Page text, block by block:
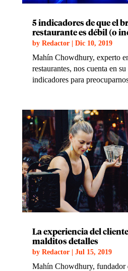
5 indicadores de que el
restaurante es débil (o
by Redactor| Dic 10, 2019
Mahín Chowdhury, experto
restaurantes, nos cuenta en
indicadores para
La experiencia del
malditos detalles
by Redactor| Jul 15, 2019
Mahín Chowdhury, fundador